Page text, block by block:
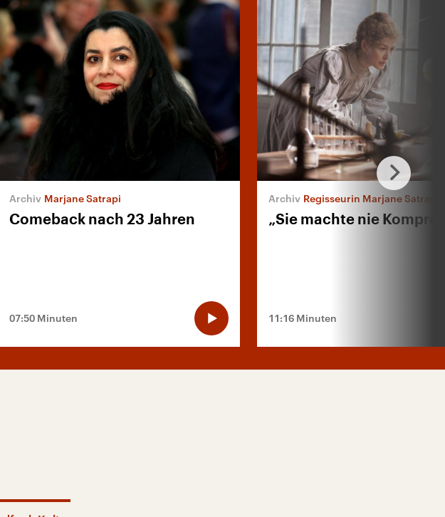
Marjane Satrapi
Comeback nach 23 Jahren
07:50 Minuten
Regisseurin Marjane Satrapi über
„Sie machte nie
11:16 Minuten